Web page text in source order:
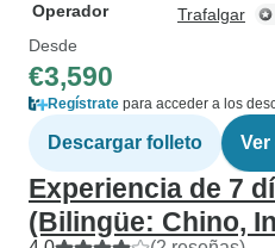
Operador
Trafalgar
Desde
€3,590
Regístrate para acceder a los
Descargar folleto
Experiencia de 7
(Bilingüe: Chino,